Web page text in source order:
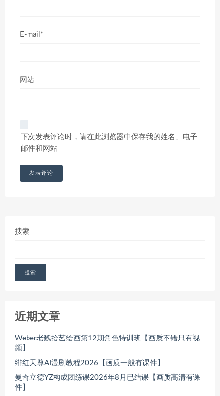
E-mail*
网站
下次发表评论时，请在此浏览器中保存我的姓名、电子
邮件和网站
搜索
搜索
近期文章
Weber老魏拾艺绘画第12期角色特训班【画质不错只有视
频】
绯红天尊AI漫剧教程2026【画质一般有课件】
曼奇立德YZ构成团练课2026年8月已结课【画质高清有课
件】